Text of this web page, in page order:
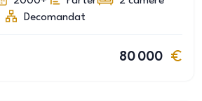
Decomandat
80 000